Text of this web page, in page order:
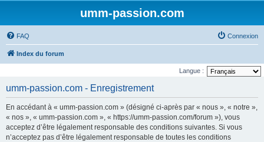
umm-passion.com
FAQ Connexion
Index du forum
Langue :
umm-passion.com - Enregistrement
En accédant à « umm-passion.com » (désigné ci-après par « nous », « notre »,
« nos », « umm-passion.com », « https://umm-passion.com/forum »), vous
acceptez d’être légalement responsable des conditions suivantes. Si vous
n’acceptez pas d’être légalement responsable de toutes les conditions